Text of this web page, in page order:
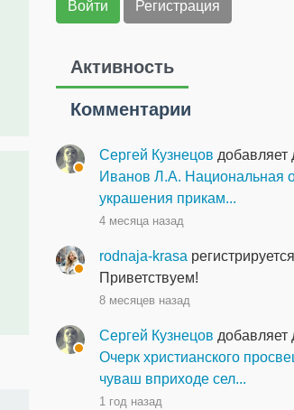
Войти Регистрация
Активность
Комментарии
Сергей Кузнецов добавляет
Иванов Л.А. Национальная
украшения прикам...
4 месяца назад
rodnaja-krasa
Приветствуем!
8 месяцев назад
Сергей Кузнецов добавляет
Очерк христианского
чуваш вприходе сел...
1 год назад